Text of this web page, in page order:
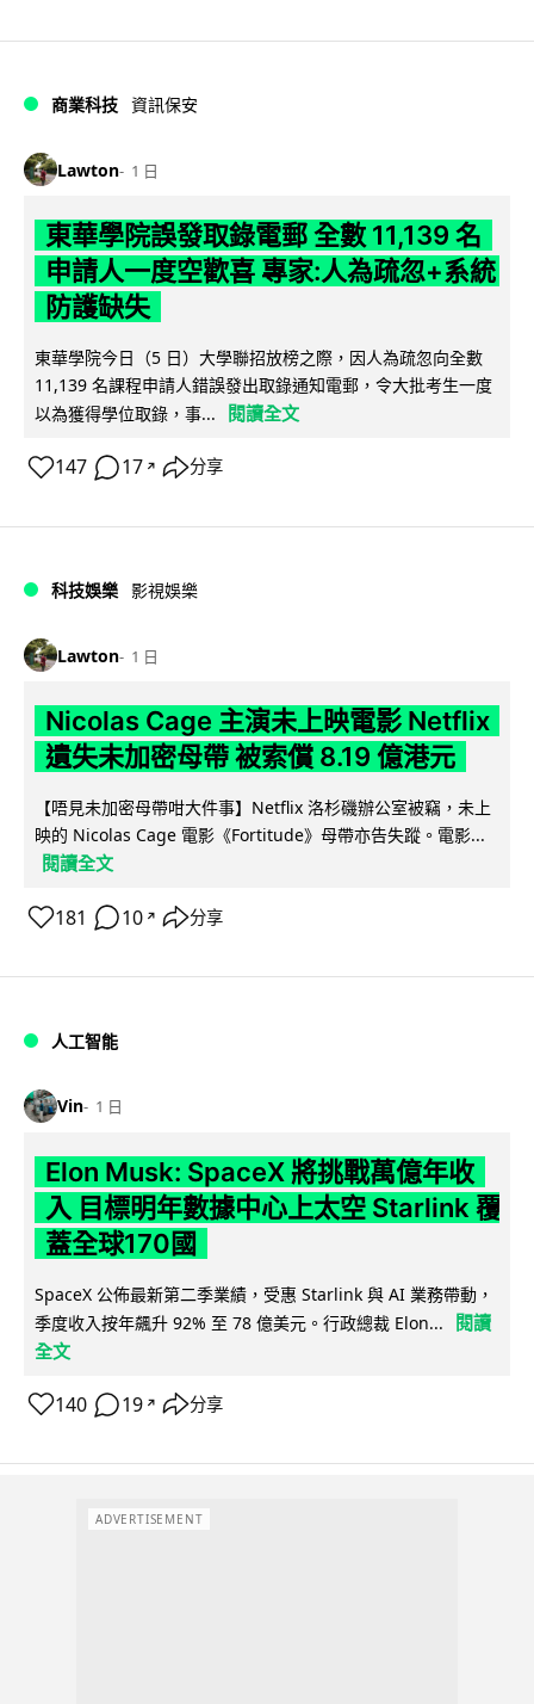
商業科技 資訊保安
Lawton 1 日
東華學院誤發取錄電郵 全數 11,139 名
申請人一度空歡喜 專家:人為疏忽+系統
防護缺失
東華學院今日（5 日）大學聯招放榜之際，因人為疏忽向全數
11,139 名課程申請人錯誤發出取錄通知電郵，令大批考生一度
以為獲得學位取錄，事...
閱讀全文
147 17 ↗ 分享
科技娛樂 影視娛樂
Lawton 1 日
Nicolas Cage 主演未上映電影 Netflix
遺失未加密母帶 被索償 8.19 億港元
【唔見未加密母帶咁大件事】Netflix 洛杉磯辦公室被竊，未上
映的 Nicolas Cage 電影《Fortitude》母帶亦告失蹤。電影...
閱讀全文
181 10 ↗ 分享
人工智能
Vin 1 日
Elon Musk: SpaceX 將挑戰萬億年收
入 目標明年數據中心上太空 Starlink 覆
蓋全球170國
SpaceX 公佈最新第二季業績，受惠 Starlink 與 AI 業務帶動，
季度收入按年飆升 92% 至 78 億美元。行政總裁 Elon...
閱讀
全文
140 19 ↗ 分享
ADVERTISEMENT